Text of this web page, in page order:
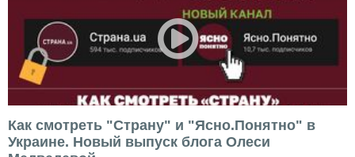
Как смотреть "Страну" и "Ясно.Понятно" в
Украине. Новый выпуск блога Олеси